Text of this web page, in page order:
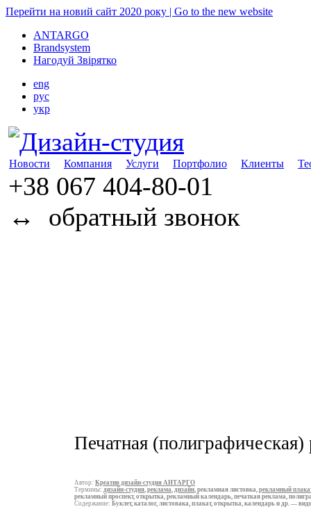
Перейти на новий сайт 2020 року | Go to the new website
ANTARGO
Brandsystem
Нагодуй Звірятко
eng
рус
укр
Новости Компания Услуги Портфолио Клиенты
+38 067 404-80-01
↔
обратный звонок
Печатная (полиграфическая)
Автор: Креатив дизайн-студия АНТАРГО
Термины: дизайн-студия, реклама, дизайн, рекламная листовка, рекламный
рекламный проспект, открытка, рекламный календарь, печаткая реклама,
Содержание: Буклет, каталог, листовака, плакат, открытка, календарь и др. —